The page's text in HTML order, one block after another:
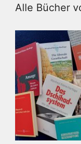
Alle Bücher